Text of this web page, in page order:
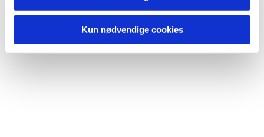
Kun nødvendige cookies